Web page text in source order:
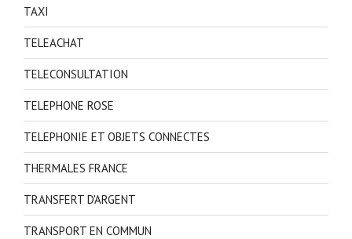
TAXI
TELEACHAT
TELECONSULTATION
TELEPHONE ROSE
TELEPHONIE ET OBJETS CONNECTES
THERMALES FRANCE
TRANSFERT D'ARGENT
TRANSPORT EN COMMUN